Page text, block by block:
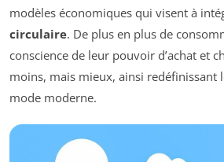
modèles économiques qui visent à
circulaire. De plus en plus de
conscience de leur pouvoir d’achat et
moins, mais mieux, ainsi redéfinissant
mode moderne.